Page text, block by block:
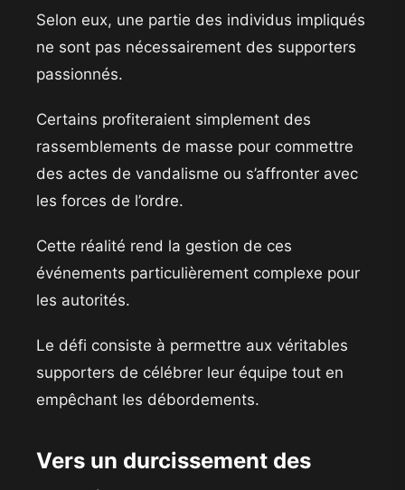
Selon eux, une partie des individus impliqués
ne sont pas nécessairement des supporters
passionnés.
Certains profiteraient simplement des
rassemblements de masse pour commettre
des actes de vandalisme ou s’affronter avec
les forces de l’ordre.
Cette réalité rend la gestion de ces
événements particulièrement complexe pour
les autorités.
Le défi consiste à permettre aux véritables
supporters de célébrer leur équipe tout en
empêchant les débordements.
Vers un durcissement des